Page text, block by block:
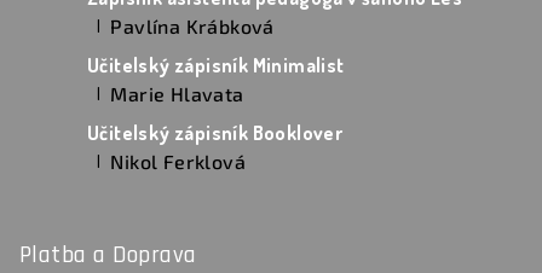
Hodnocení produktu je 5 z 5 hvězdiček.
| Pavlína Krábková
Učitelský zápisník Minimalist
Hodnocení produktu je 5 z 5 hvězdiček.
| Marie Hlavata
Učitelský zápisník Booklover
Hodnocení produktu je 5 z 5 hvězdiček.
| Nikol Ferklová
Platba a Doprava